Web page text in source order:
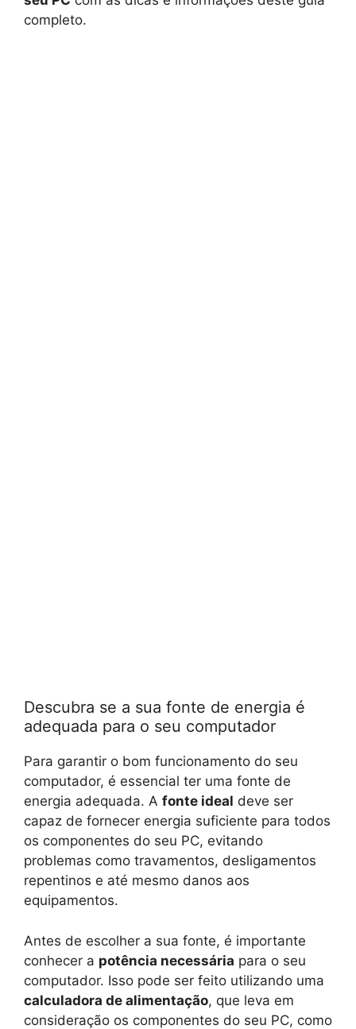
completo.
Descubra se a sua fonte de energia é
adequada para o seu computador
Para garantir o bom funcionamento do seu
computador, é essencial ter uma fonte de
energia adequada. A fonte ideal deve ser
capaz de fornecer energia suficiente para todos
os componentes do seu PC, evitando
problemas como travamentos, desligamentos
repentinos e até mesmo danos aos
equipamentos.
Antes de escolher a sua fonte, é importante
conhecer a potência necessária para o seu
computador. Isso pode ser feito utilizando uma
calculadora de alimentação, que leva em
consideração os componentes do seu PC, como